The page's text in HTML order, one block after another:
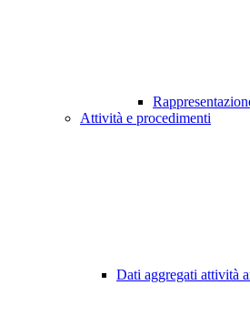
Attività e procedimenti
Dati aggregati attività